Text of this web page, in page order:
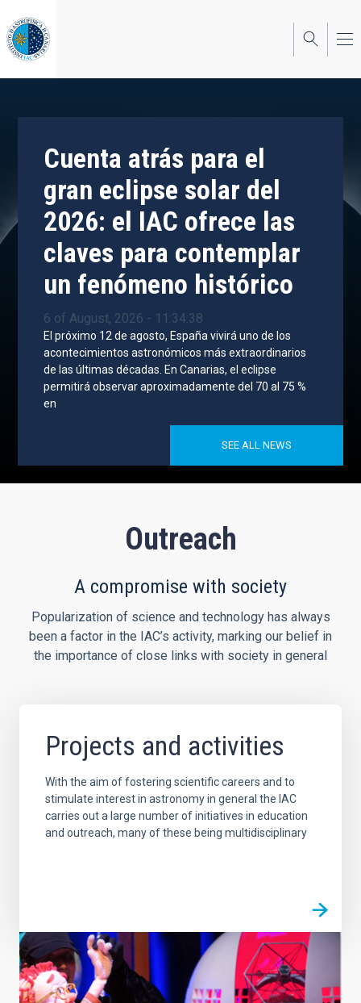
to
main
content
Cuenta atrás para el
gran eclipse solar del
2026: el IAC ofrece las
claves para contemplar
un fenómeno histórico
6 of August, 2026 - 11:34:38
El próximo 12 de agosto, España vivirá uno de los
acontecimientos astronómicos más extraordinarios
de las últimas décadas. En Canarias, el eclipse
permitirá observar aproximadamente del 70 al 75 %
en
SEE ALL NEWS
Outreach
A compromise with society
Popularization of science and technology has always
been a factor in the IAC’s activity, marking our belief in
the importance of close links with society in general
Projects and activities
With the aim of fostering scientific careers and to
stimulate interest in astronomy in general the IAC
carries out a large number of initiatives in education
and outreach, many of these being multidisciplinary